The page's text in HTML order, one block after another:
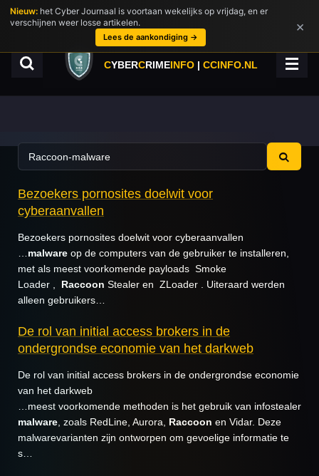
Ga
direct
hoofdinhoud
CYBERCRIMEINFO | CCINFO.NL
Bezoekers pornosites doelwit voor
cyberaanvallen
Bezoekers pornosites doelwit voor cyberaanvallen
malware op de computers van de gebruiker te installeren,
met als meest voorkomende payloads Smoke
Loader , Raccoon Stealer en ZLoader . Uiteraard werden
alleen gebruikers…
De rol van initial access brokers in de
ondergrondse economie van het darkweb
De rol van initial access brokers in de ondergrondse economie
van het darkweb
…meest voorkomende methoden is het gebruik van infostealer
malware , zoals RedLine, Aurora, Raccoon en Vidar. Deze
malwarevarianten zijn ontworpen om gevoelige informatie te
s…
Nieuw: het Cyber Journaal is voortaan wekelijks op vrijdag, en er
verschijnen weer losse artikelen.
Lees de aankondiging →
×